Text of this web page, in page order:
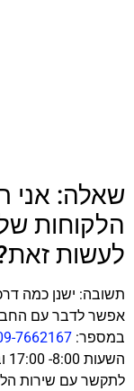
שאלה: אני
הלקוחות של
לעשות
תשובה: ישנן כמה
אפשר לדבר עם
במספר: 7662167
לתקשר עם שירות